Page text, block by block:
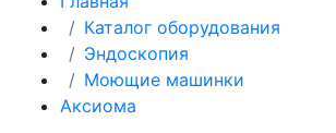
Каталог оборудования
Эндоскопия
Моющие машинки
Аксиома